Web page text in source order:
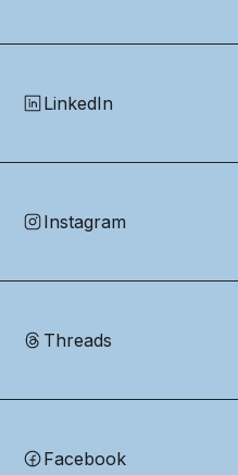
LinkedIn
Instagram
Threads
Facebook